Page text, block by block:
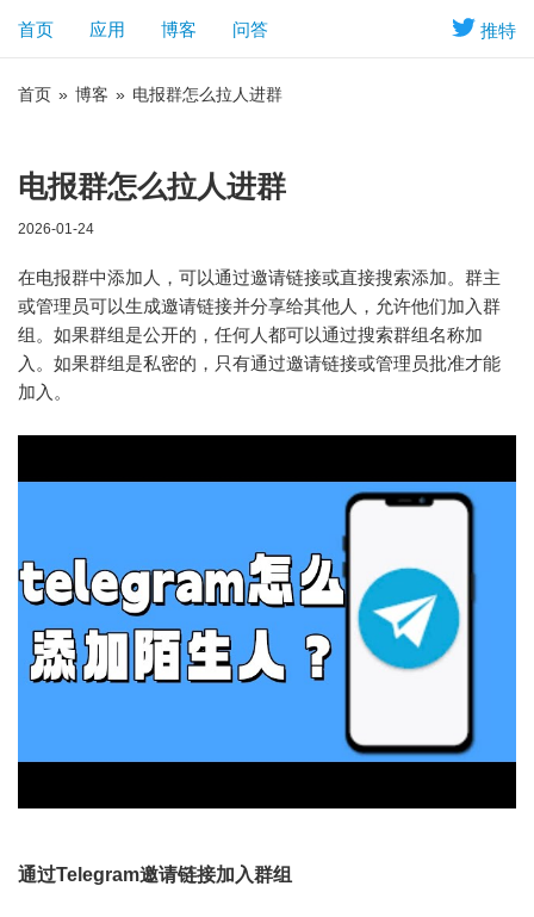
推特
首页 应用 博客 问答
首页 » 博客 » 电报群怎么拉人进群
电报群怎么拉人进群
2026-01-24
在电报群中添加人，可以通过邀请链接或直接搜索添加。群主
或管理员可以生成邀请链接并分享给其他人，允许他们加入群
组。如果群组是公开的，任何人都可以通过搜索群组名称加
入。如果群组是私密的，只有通过邀请链接或管理员批准才能
加入。
通过Telegram邀请链接加入群组